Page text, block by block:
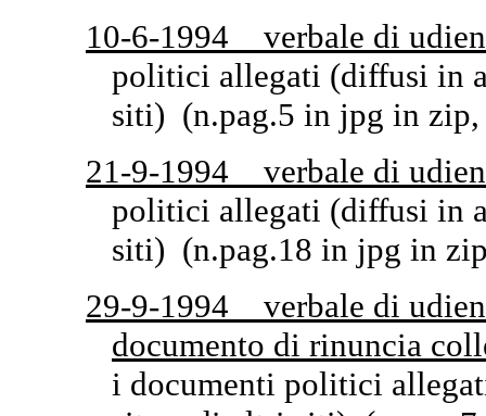
10-6-1994 verbale di
politici allegati (diffusi in
siti) (n.pag.5 in jpg in zip,
21-9-1994 verbale di
politici allegati (diffusi in
siti) (n.pag.18 in jpg in
29-9-1994 verbale di
documento di rinuncia
i documenti politici